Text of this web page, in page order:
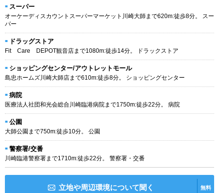
スーパー
オーケーディスカウントスーパーマーケット川崎大師まで620m:徒歩8分。 スー
パー
ドラッグストア
Fit Care DEPOT観音店まで1080m:徒歩14分。 ドラックストア
ショッピングセンター/アウトレットモール
島忠ホームズ川崎大師店まで610m:徒歩8分。 ショッピングセンター
病院
医療法人社団和光会総合川崎臨港病院まで1750m:徒歩22分。 病院
公園
大師公園まで750m:徒歩10分。 公園
警察署/交番
川崎臨港警察署まで1710m:徒歩22分。 警察署・交番
立地や周辺環境について聞く 無料